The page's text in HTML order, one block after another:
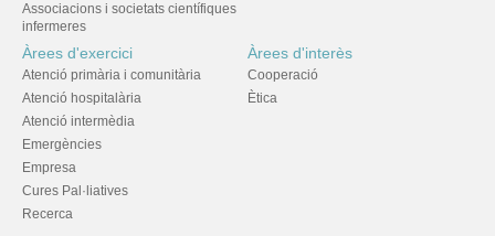
Associacions i societats científiques
infermeres
Àrees d'exercici
Atenció primària i comunitària
Atenció hospitalària
Atenció intermèdia
Emergències
Empresa
Cures Pal·liatives
Recerca
Àrees d'interès
Cooperació
Ètica